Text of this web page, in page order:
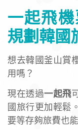
一起飛
規劃韓國
想去韓國釜山賞
用嗎？
現在透過一起飛
國旅行更加輕鬆
要等存夠旅費也